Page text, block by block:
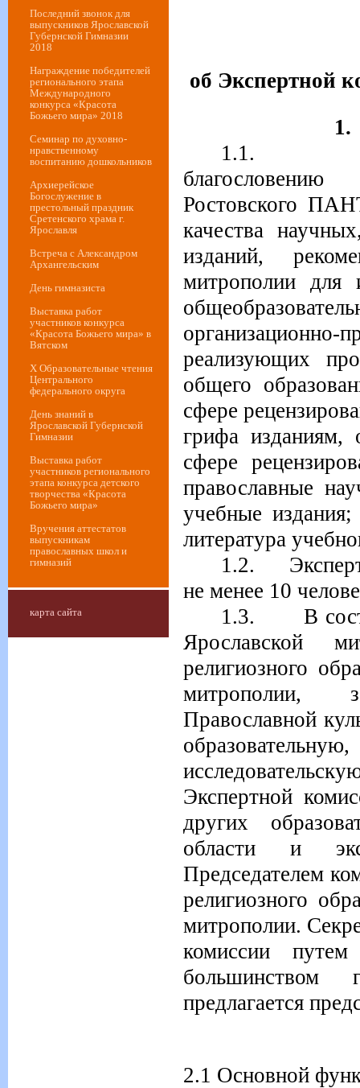
об Экспертной
1.
1.1.
Ростовского
качества
изданий,
митрополии для
реализующих
общего
сфере
грифа
сфере
православные
учебные
литература
1.2.
не менее 10
1.3.
В
Ярославской
религиозного
митрополии,
Православной
Экспертной
других
области и
Председателем
религиозного
митрополии.
комиссии
большинством
предлагается
2.1 Основной
Последний звонок для
выпускников Ярославской
Губернской Гимназии
2018
Награждение победителей
регионального этапа
Международного
конкурса «Красота
Божьего мира» 2018
Семинар по духовно-
нравственному
воспитанию дошкольников
Архиерейское
Богослужение в
престольный праздник
Сретенского храма г.
Ярославля
Встреча с Александром
Архангельским
День гимназиста
Выставка работ
участников конкурса
«Красота Божьего мира» в
Вятском
Х Образовательные чтения
Центрального
федерального округа
День знаний в
Ярославской Губернской
Гимназии
Выставка работ
участников регионального
этапа конкурса детского
творчества «Красота
Божьего мира»
Вручения аттестатов
выпускникам
православных школ и
гимназий
карта сайта